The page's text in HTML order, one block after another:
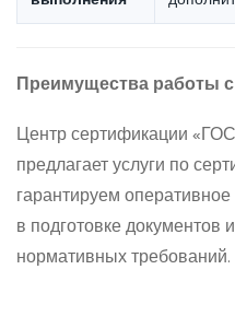
Преимущества работы
Центр сертификации
предлагает услуги по
гарантируем
в подготовке документов
нормативных требований.